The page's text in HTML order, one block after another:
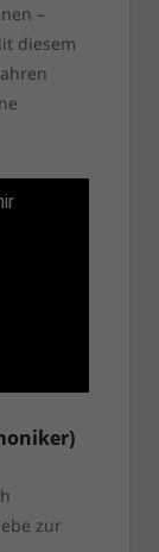
–
diesem
zur